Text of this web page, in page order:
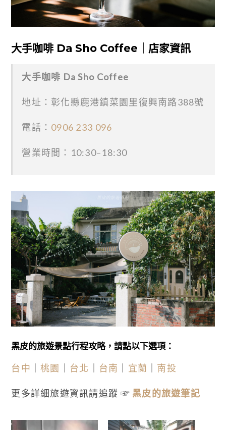
大手咖啡 Da Sho Coffee｜店家資訊
大手咖啡 Da Sho Coffee
地址：彰化縣鹿港鎮菜園里復興南路388號
電話： 0906 233 096
營業時間：10:30–18:30
黑皮的旅遊景點行程攻略，請點以下選項：
台中 ｜桃園 台北 台南 宜蘭 南投
更多詳細旅遊資訊請追蹤 ☞ 黑皮的旅遊筆記